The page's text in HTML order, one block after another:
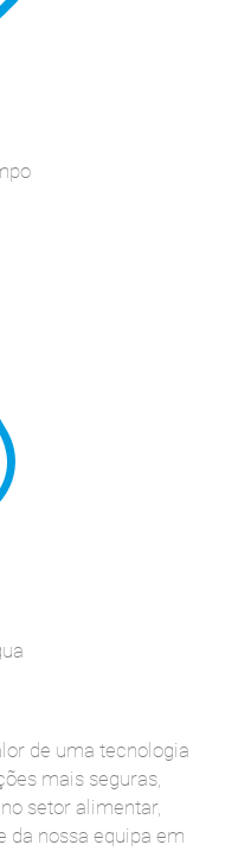
de uma tecnologia
mais seguras,
setor alimentar,
da nossa equipa em